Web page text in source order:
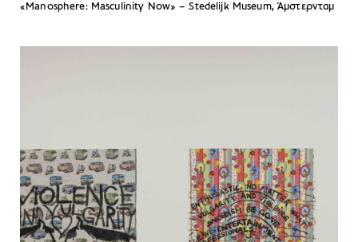
«Manosphere: Masculinity Now» – Stedelijk Museum, Άμστερνταμ